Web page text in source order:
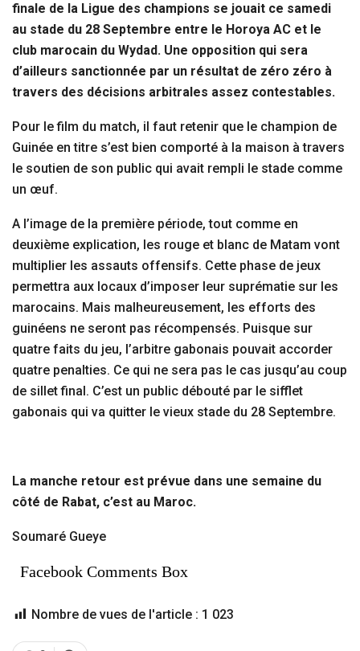
finale de la Ligue des champions se jouait ce samedi
au stade du 28 Septembre entre le Horoya AC et le
club marocain du Wydad. Une opposition qui sera
d’ailleurs sanctionnée par un résultat de zéro zéro à
travers des décisions arbitrales assez contestables.
Pour le film du match, il faut retenir que le champion de
Guinée en titre s’est bien comporté à la maison à travers
le soutien de son public qui avait rempli le stade comme
un œuf.
A l’image de la première période, tout comme en
deuxième explication, les rouge et blanc de Matam vont
multiplier les assauts offensifs. Cette phase de jeux
permettra aux locaux d’imposer leur suprématie sur les
marocains. Mais malheureusement, les efforts des
guinéens ne seront pas récompensés. Puisque sur
quatre faits du jeu, l’arbitre gabonais pouvait accorder
quatre penalties. Ce qui ne sera pas le cas jusqu’au coup
de sillet final. C’est un public débouté par le sifflet
gabonais qui va quitter le vieux stade du 28 Septembre.
La manche retour est prévue dans une semaine du
côté de Rabat, c’est au Maroc.
Soumaré Gueye
Facebook Comments Box
Nombre de vues de l'article : 1 023